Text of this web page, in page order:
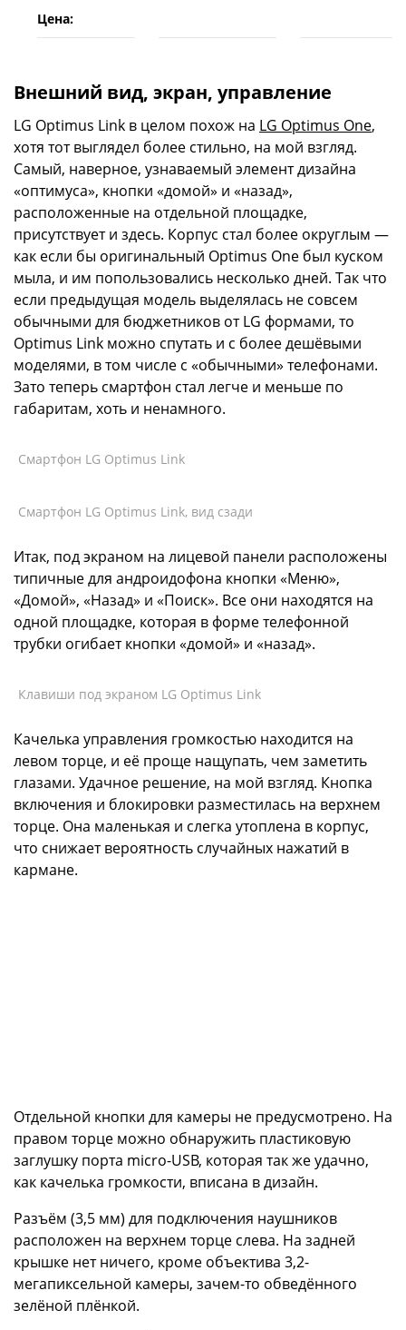
Цена:
Внешний вид, экран, управление
LG Optimus Link в целом похож на LG Optimus One,
хотя тот выглядел более стильно, на мой взгляд.
Самый, наверное, узнаваемый элемент дизайна
«оптимуса», кнопки «домой» и «назад»,
расположенные на отдельной площадке,
присутствует и здесь. Корпус стал более округлым —
как если бы оригинальный Optimus One был куском
мыла, и им попользовались несколько дней. Так что
если предыдущая модель выделялась не совсем
обычными для бюджетников от LG формами, то
Optimus Link можно спутать и с более дешёвыми
моделями, в том числе с «обычными» телефонами.
Зато теперь смартфон стал легче и меньше по
габаритам, хоть и ненамного.
Смартфон LG Optimus Link
Смартфон LG Optimus Link, вид сзади
Итак, под экраном на лицевой панели расположены
типичные для андроидофона кнопки «Меню»,
«Домой», «Назад» и «Поиск». Все они находятся на
одной площадке, которая в форме телефонной
трубки огибает кнопки «домой» и «назад».
Клавиши под экраном LG Optimus Link
Качелька управления громкостью находится на
левом торце, и её проще нащупать, чем заметить
глазами. Удачное решение, на мой взгляд. Кнопка
включения и блокировки разместилась на верхнем
торце. Она маленькая и слегка утоплена в корпус,
что снижает вероятность случайных нажатий в
кармане.
Отдельной кнопки для камеры не предусмотрено. На
правом торце можно обнаружить пластиковую
заглушку порта micro-USB, которая так же удачно,
как качелька громкости, вписана в дизайн.
Разъём (3,5 мм) для подключения наушников
расположен на верхнем торце слева. На задней
крышке нет ничего, кроме объектива 3,2-
мегапиксельной камеры, зачем-то обведённого
зелёной плёнкой.